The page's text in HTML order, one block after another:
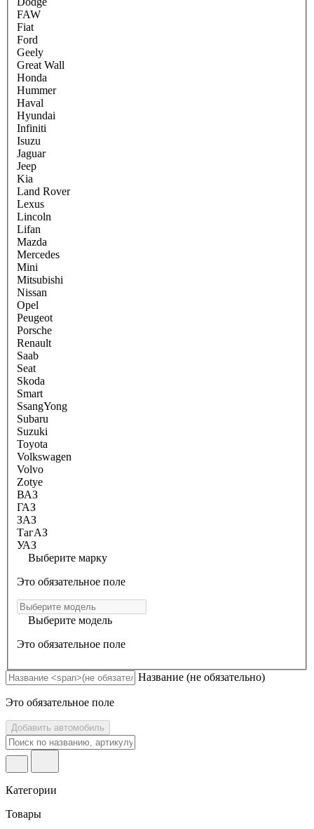
FAW
Fiat
Ford
Geely
Great Wall
Honda
Hummer
Haval
Hyundai
Infiniti
Isuzu
Jaguar
Jeep
Kia
Land Rover
Lexus
Lincoln
Lifan
Mazda
Mercedes
Mini
Mitsubishi
Nissan
Opel
Peugeot
Porsche
Renault
Saab
Seat
Skoda
Smart
SsangYong
Subaru
Suzuki
Toyota
Volkswagen
Volvo
Zotye
ВАЗ
ГАЗ
ЗАЗ
ТагАЗ
УАЗ
Выберите марку
Это обязательное поле
Выберите модель
Это обязательное поле
Название (не обязательно)
Это обязательное поле
Добавить автомобиль
Категории
Товары